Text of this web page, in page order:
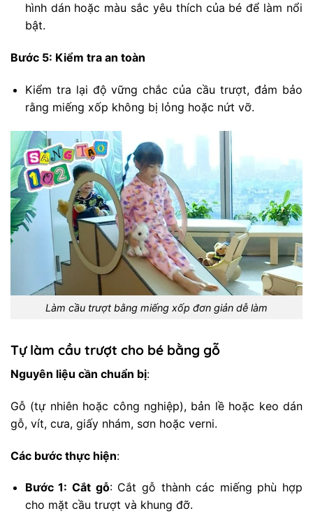
hình dán hoặc màu sắc yêu thích của bé để làm nổi
bật.
Bước 5: Kiểm tra an toàn
Kiểm tra lại độ vững chắc của cầu trượt, đảm bảo
rằng miếng xốp không bị lỏng hoặc nứt vỡ.
Làm cầu trượt bằng miếng xốp đơn giản dễ làm
Tự làm cầu trượt cho bé bằng gỗ
Nguyên liệu cần chuẩn bị:
Gỗ (tự nhiên hoặc công nghiệp), bản lề hoặc keo dán
gỗ, vít, cưa, giấy nhám, sơn hoặc verni.
Các bước thực hiện:
Bước 1: Cắt gỗ: Cắt gỗ thành các miếng phù hợp
cho mặt cầu trượt và khung đỡ.